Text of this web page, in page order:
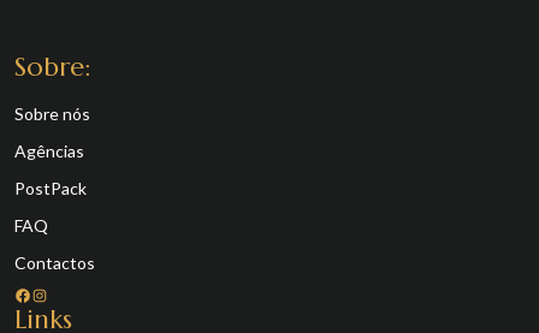
Sobre:
Sobre nós
Agências
PostPack
FAQ
Contactos
Facebook Instagram
Links